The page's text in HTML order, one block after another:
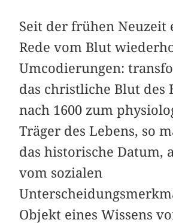
Seit der frühen Neuzeit
Rede vom Blut
Umcodierungen:
das christliche Blut des
nach 1600 zum
Träger des Lebens, so
das historische Datum,
vom sozialen
Objekt eines Wissens